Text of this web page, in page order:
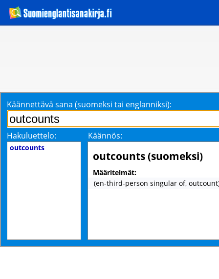
Käännettävä sana (suomeksi tai englanniksi):
Hakuluettelo: Käännös:
outcounts
outcounts (suomeksi)
Määritelmät:
(en-third-person singular of,